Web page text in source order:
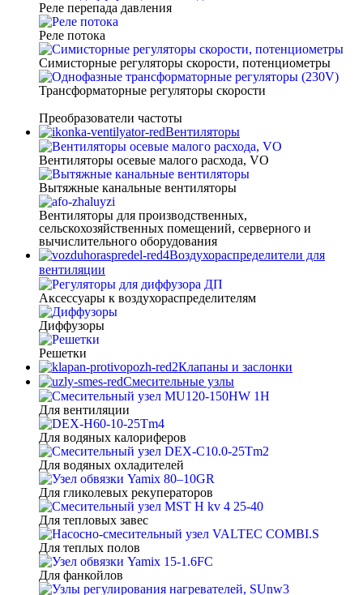
Реле перепада давления
Реле потока
Симисторные регуляторы скорости, потенциометры
Трансформаторные регуляторы скорости
Преобразователи частоты
Вентиляторы
Вентиляторы осевые малого расхода, VO
Вытяжные канальные вентиляторы
Вентиляторы для производственных,
сельскохозяйственных помещений, серверного и
вычислительного оборудования
Воздухораспределители для
вентиляции
Аксессуары к воздухораспределителям
Диффузоры
Решетки
Клапаны и заслонки
Смесительные узлы
Для вентиляции
Для водяных калориферов
Для водяных охладителей
Для гликолевых рекуператоров
Для тепловых завес
Для теплых полов
Для фанкойлов